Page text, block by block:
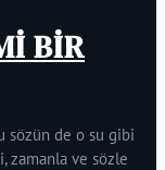
BİR
sözün de o su gibi
zamanla ve sözle